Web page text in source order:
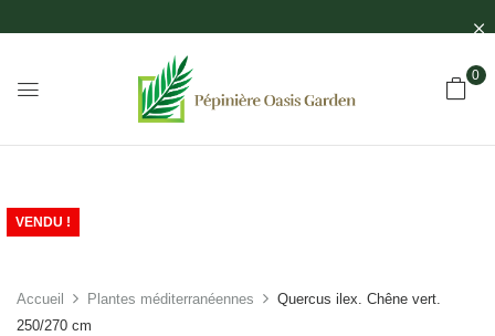
0
VENDU !
Accueil Plantes méditerranéennes
Quercus ilex. Chêne vert.
250/270 cm